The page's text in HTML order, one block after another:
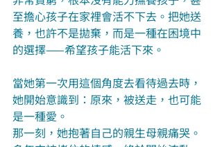
至擔心孩子在家裡會活不下去。把她送
養，也許不是拋棄，而是一種在困境中
的選擇——希望孩子能活下來。
當她第一次用這個角度去看待過去時，
她開始意識到：原來，被送走，也可能
是一種愛。
那一刻，她抱著自己的親生母親痛哭。